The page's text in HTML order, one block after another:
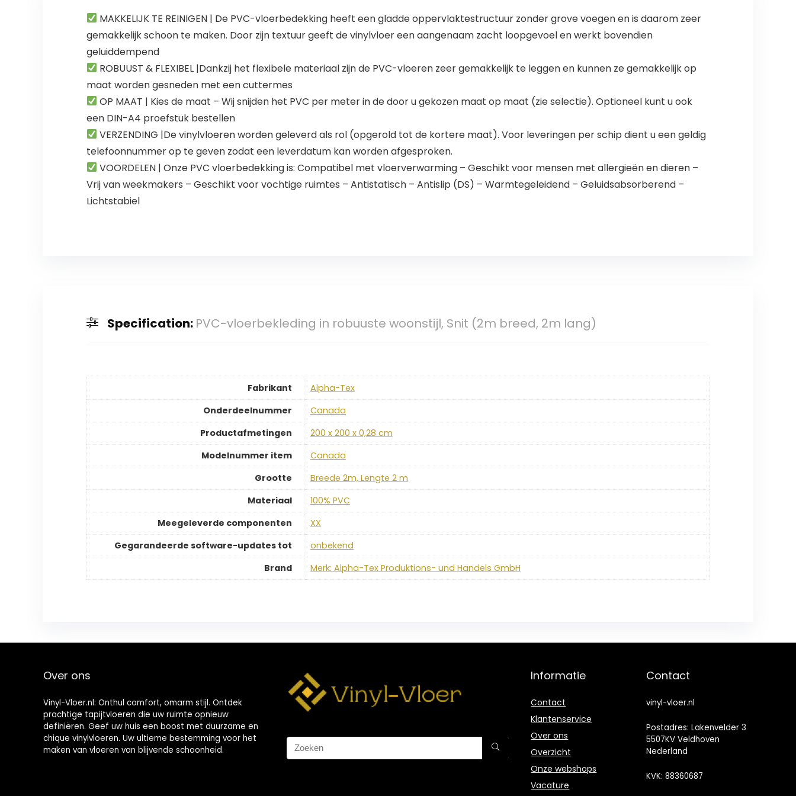
keuken
MAKKELIJK TE REINIGEN | De PVC-vloerbedekking heeft een gladde oppervlaktestructuur zonder grove voegen en is daarom zeer
gemakkelijk schoon te maken. Door zijn textuur geeft de vinylvloer een aangenaam zacht loopgevoel en werkt bovendien
geluiddempend
ROBUUST & FLEXIBEL |Dankzij het flexibele materiaal zijn de PVC-vloeren zeer gemakkelijk te leggen en kunnen ze gemakkelijk op
maat worden gesneden met een cuttermes
OP MAAT | Kies de maat – Wij snijden het PVC per meter in de door u gekozen maat op maat (zie selectie). Optioneel kunt u ook
een DIN-A4 proefstuk bestellen
VERZENDING |De vinylvloeren worden geleverd als rol (opgerold tot de kortere maat). Voor leveringen per schip dient u een geldig
telefoonnummer op te geven zodat een leverdatum kan worden afgesproken.
VOORDELEN | Onze PVC vloerbedekking is: Compatibel met vloerverwarming – Geschikt voor mensen met allergieën en dieren –
Vrij van weekmakers – Geschikt voor vochtige ruimtes – Antistatisch – Antislip (DS) – Warmtegeleidend – Geluidsabsorberend –
Lichtstabiel
Specification: PVC-vloerbekleding in robuuste woonstijl, Snit (2m breed, 2m lang)
Fabrikant
‎Alpha-Tex
Onderdeelnummer
‎Canada
Productafmetingen
‎200 x 200 x 0,28 cm
Modelnummer item
‎Canada
Grootte
‎Breede 2m, Lengte 2 m
Materiaal
‎100% PVC
Meegeleverde componenten
‎XX
Gegarandeerde software-updates tot
‎onbekend
Brand
Merk: Alpha-Tex Produktions- und Handels GmbH
Over ons
Vinyl-Vloer.nl: Onthul comfort, omarm stijl. Ontdek
prachtige tapijtvloeren die uw ruimte opnieuw
definiëren. Geef uw huis een boost met duurzame en
chique vinylvloeren. Uw ultieme bestemming voor het
maken van vloeren van blijvende schoonheid.
Informatie
Contact
Klantenservice
Over ons
Overzicht
Onze webshops
Vacature
Contact
vinyl-vloer.nl
Postadres: Lakenvelder 3
5507KV Veldhoven
Nederland
KVK: 88360687